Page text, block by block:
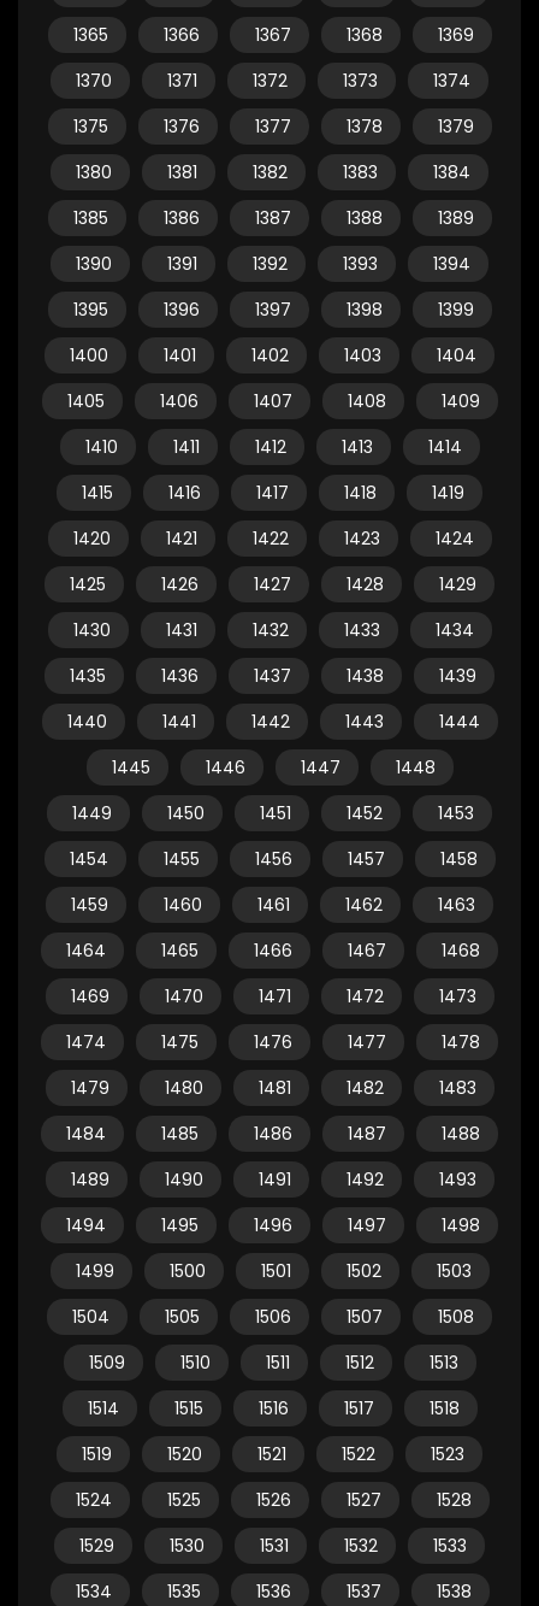
1365
1366 1367 1368
1369
1370
1371 1372 1373
1374
1375
1376 1377 1378
1379
1380
1381 1382 1383
1384
1385
1386 1387 1388
1389
1390
1391 1392 1393
1394
1395
1396 1397 1398
1399
1400
1401 1402 1403
1404
1405
1406 1407 1408
1409
1410
1411 1412 1413
1414
1415
1416 1417 1418
1419
1420
1421 1422 1423
1424
1425
1426 1427 1428
1429
1430
1431 1432 1433
1434
1435
1436 1437 1438
1439
1440
1441 1442 1443
1444
1445
1446 1447
1448
1449
1450 1451 1452
1453
1454
1455 1456 1457
1458
1459
1460 1461 1462
1463
1464
1465 1466 1467
1468
1469
1470 1471 1472
1473
1474
1475 1476 1477
1478
1479
1480 1481 1482
1483
1484
1485 1486 1487
1488
1489
1490 1491 1492
1493
1494
1495 1496 1497
1498
1499
1500 1501 1502
1503
1504
1505 1506 1507
1508
1509
1510 1511 1512
1513
1514
1515 1516 1517
1518
1519
1520 1521 1522
1523
1524
1525 1526 1527
1528
1529
1530 1531 1532
1533
1534
1535 1536 1537
1538